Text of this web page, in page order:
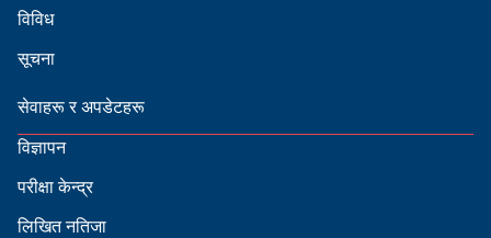
विविध
सूचना
सेवाहरू र अपडेटहरू
विज्ञापन
परीक्षा केन्द्र
लिखित नतिजा